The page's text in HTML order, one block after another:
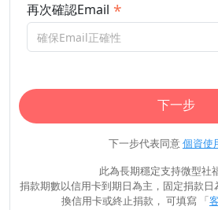
再次確認Email
下一步
下一步代表同意個資使
此為長期穩定支持微型社
捐款期數以信用卡到期日為主，固定捐款
換信用卡或終止捐款， 可填寫 「